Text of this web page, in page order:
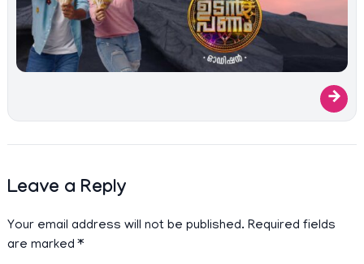
→
Leave a Reply
Your email address will not be published. Required fields
are marked*